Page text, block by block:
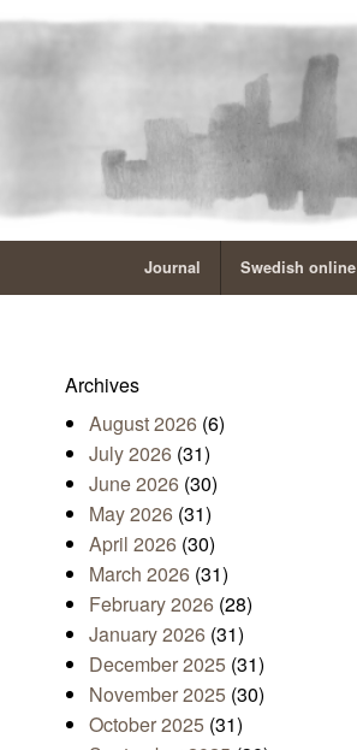
Journal Swedish online
Archives
August 2026 (6)
July 2026 (31)
June 2026 (30)
May 2026 (31)
April 2026 (30)
March 2026 (31)
February 2026 (28)
January 2026 (31)
December 2025 (31)
November 2025 (30)
October 2025 (31)